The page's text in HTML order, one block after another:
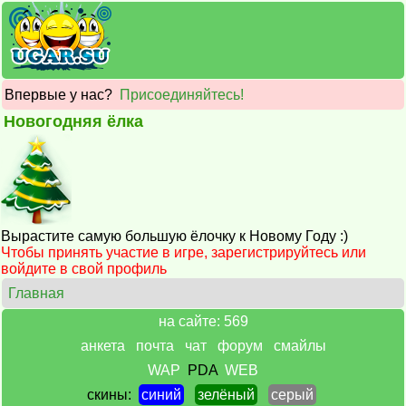
Впервые у нас? Присоединяйтесь!
Новогодняя ёлка
Вырастите самую большую ёлочку к Новому Году :)
Чтобы принять участие в игре, зарегистрируйтесь или
войдите в свой профиль
Главная
на сайте: 569
анкета
почта чат форум
смайлы
WAP
PDA WEB
скины:
синий зелёный
серый